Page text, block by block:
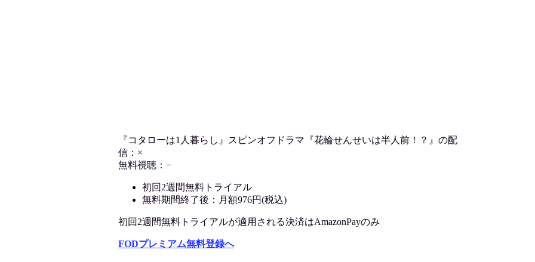
『コタローは1人暮らし』スピンオフドラマ『花輪せんせいは半人前！？』の配
信：×
無料視聴：−
初回2週間無料トライアル
無料期間終了後：月額976円(税込)
初回2週間無料トライアルが適用される決済はAmazonPayのみ
FODプレミアム無料登録へ